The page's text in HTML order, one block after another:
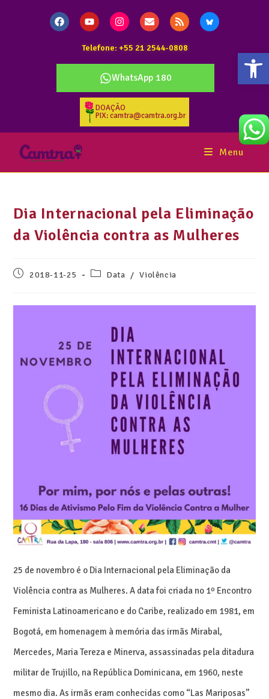
Telefone: +55 21 2544-0808
WhatsApp 180
DOAÇÃO
PIX: camtra@camtra.org.br
Menu
Dia Internacional pela Eliminação
da Violência contra as Mulheres
2018-11-25 Data / Violência
25 de novembro é o Dia Internacional pela Eliminação da
Violência contra as Mulheres. A data foi criada no 1º Encontro
Feminista Latinoamericano e do Caribe, realizado em 1981, em
Bogotá, em homenagem à memória das irmãs Mirabal,
Mercedes, Maria Tereza e Minerva, assassinadas pela ditadura
militar de Trujillo, na República Dominicana, em 1960, neste
mesmo dia.As irmãs eram conhecidas como “Las Mariposas”